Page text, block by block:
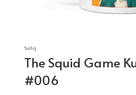
Satış
The Squid Game
#006